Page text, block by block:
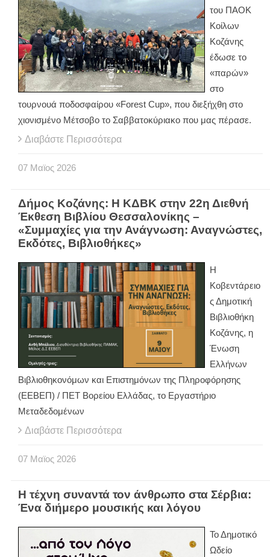
του ΠΑΟΚ
Κοίλων
Κοζάνης
έδωσε το
«παρών»
στο
τουρνουά ποδοσφαίρου «Forest Cup», που διεξήχθη στο
χιονισμένο Μέτσοβο το Σαββατοκύριακο που μας πέρασε.
Διαβάστε Περισσότερα
07 Μαϊος 2026
Δήμος Κοζάνης: Η ΚΔΒΚ στην 22η Διεθνή
Έκθεση Βιβλίου Θεσσαλονίκης –
«Συμμαχίες για την Ανάγνωση: Αναγνώστες,
Εκδότες, Βιβλιοθήκες»
Η
Κοβεντάρειο
ς Δημοτική
Βιβλιοθήκη
Κοζάνης, η
Ένωση
Ελλήνων
Βιβλιοθηκονόμων και Επιστημόνων της Πληροφόρησης
(ΕΕΒΕΠ) / ΠΕΤ Βορείου Ελλάδας, το Εργαστήριο
Μεταδεδομένων
Διαβάστε Περισσότερα
07 Μαϊος 2026
Η τέχνη συναντά τον άνθρωπο στα Σέρβια:
Ένα διήμερο μουσικής και λόγου
Το Δημοτικό
Ωδείο